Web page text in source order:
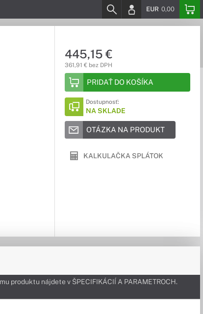
EUR 0,00
445,15 €
361,91 € bez DPH
PRIDAŤ DO KOŠÍKA
Dostupnosť:
NA SKLADE
OTÁZKA NA PRODUKT
KALKULAČKA SPLÁTOK
produktu nájdete v ŠPECIFIKÁCIÍ A PARAMETROCH.